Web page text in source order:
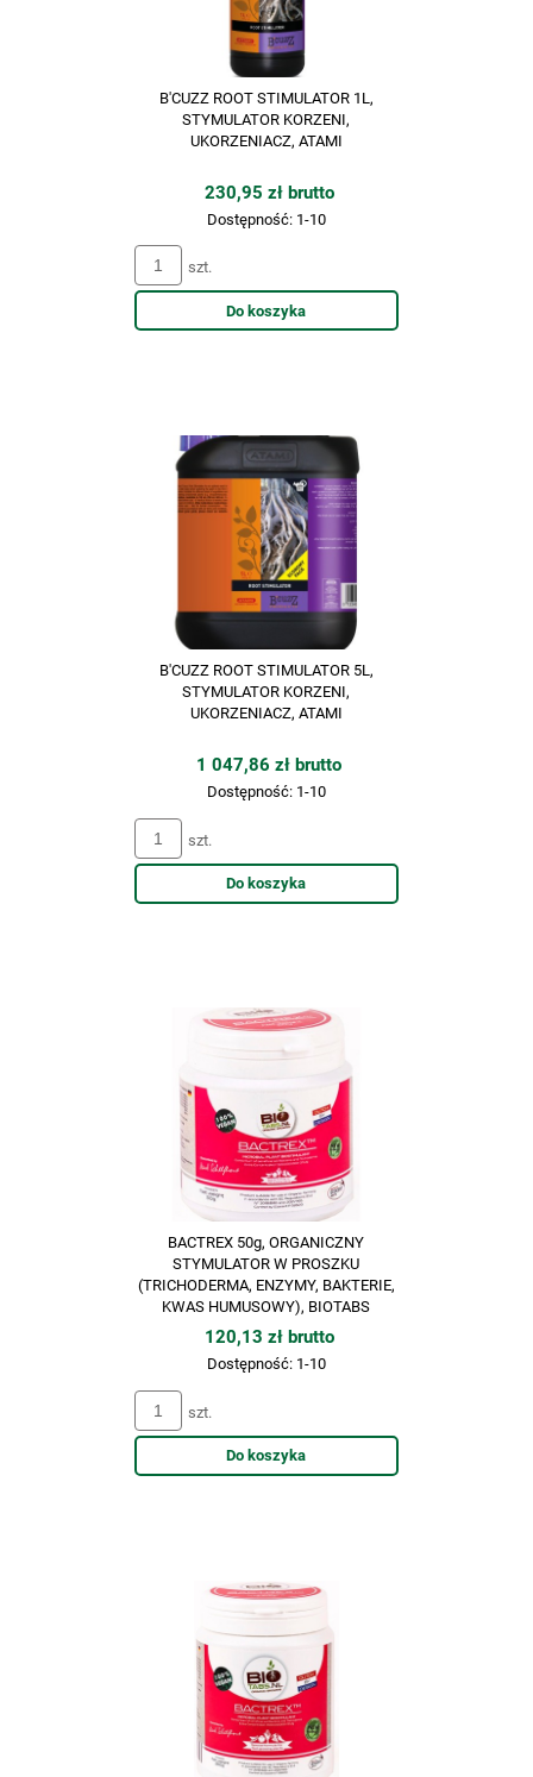
B'CUZZ ROOT STIMULATOR 1L,
STYMULATOR KORZENI,
UKORZENIACZ, ATAMI
230,95 zł brutto
Dostępność: 1-10
szt.
Do koszyka
B'CUZZ ROOT STIMULATOR 5L,
STYMULATOR KORZENI,
UKORZENIACZ, ATAMI
1 047,86 zł brutto
Dostępność: 1-10
szt.
Do koszyka
BACTREX 50g, ORGANICZNY
STYMULATOR W PROSZKU
(TRICHODERMA, ENZYMY, BAKTERIE,
KWAS HUMUSOWY), BIOTABS
120,13 zł brutto
Dostępność: 1-10
szt.
Do koszyka